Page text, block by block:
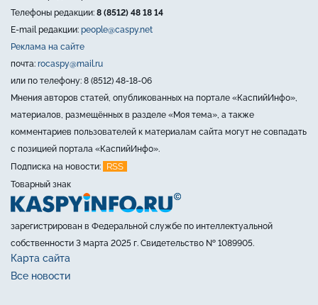
Телефоны редакции: 8 (8512) 48 18 14
E-mail редакции: people@caspy.net
Реклама на сайте
почта: rocaspy@mail.ru
или по телефону: 8 (8512) 48-18-06
Мнения авторов статей, опубликованных на портале «КаспийИнфо»,
материалов, размещённых в разделе «Моя тема», а также
комментариев пользователей к материалам сайта могут не совпадать
с позицией портала «КаспийИнфо».
Подписка на новости:
RSS
Товарный знак
зарегистрирован в Федеральной службе по интеллектуальной
собственности 3 марта 2025 г. Свидетельство № 1089905.
Карта сайта
Все новости